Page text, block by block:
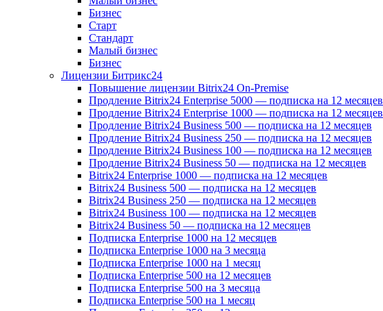
Бизнес
Старт
Стандарт
Малый бизнес
Бизнес
Лицензии Битрикс24
Повышение лицензии Bitrix24 On-Premise
Продление Bitrix24 Enterprise 5000 — подписка на 12 месяцев
Продление Bitrix24 Enterprise 1000 — подписка на 12 месяцев
Продление Bitrix24 Business 500 — подписка на 12 месяцев
Продление Bitrix24 Business 250 — подписка на 12 месяцев
Продление Bitrix24 Business 100 — подписка на 12 месяцев
Продление Bitrix24 Business 50 — подписка на 12 месяцев
Bitrix24 Enterprise 1000 — подписка на 12 месяцев
Bitrix24 Business 500 — подписка на 12 месяцев
Bitrix24 Business 250 — подписка на 12 месяцев
Bitrix24 Business 100 — подписка на 12 месяцев
Bitrix24 Business 50 — подписка на 12 месяцев
Подписка Enterprise 1000 на 12 месяцев
Подписка Enterprise 1000 на 3 месяца
Подписка Enterprise 1000 на 1 месяц
Подписка Enterprise 500 на 12 месяцев
Подписка Enterprise 500 на 3 месяца
Подписка Enterprise 500 на 1 месяц